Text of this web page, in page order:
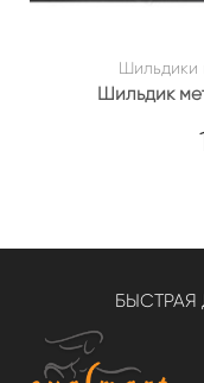
Шильдики
Шильдик